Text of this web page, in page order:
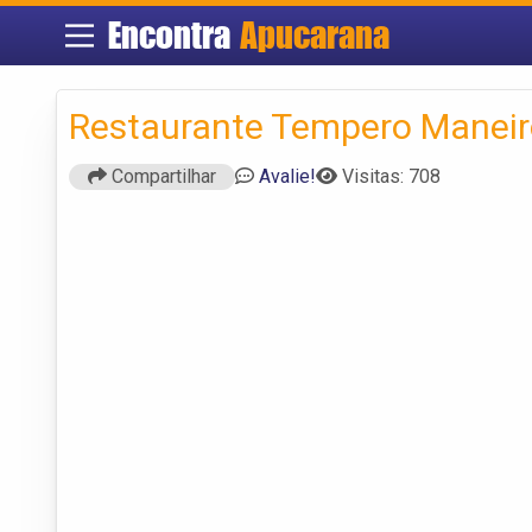
Encontra Apucarana
Restaurante Tempero
Compartilhar Avalie! Visitas: 708